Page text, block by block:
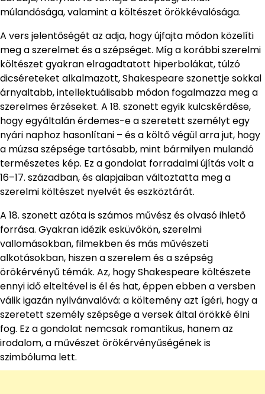
múlandósága, valamint a költészet örökkévalósága.
A vers jelentőségét az adja, hogy újfajta módon közelíti
meg a szerelmet és a szépséget. Míg a korábbi szerelmi
költészet gyakran elragadtatott hiperbolákat, túlzó
dicséreteket alkalmazott, Shakespeare szonettje sokkal
árnyaltabb, intellektuálisabb módon fogalmazza meg a
szerelmes érzéseket. A 18. szonett egyik kulcskérdése,
hogy egyáltalán érdemes-e a szeretett személyt egy
nyári naphoz hasonlítani – és a költő végül arra jut, hogy
a múzsa szépsége tartósabb, mint bármilyen mulandó
természetes kép. Ez a gondolat forradalmi újítás volt a
16–17. században, és alapjaiban változtatta meg a
szerelmi költészet nyelvét és eszköztárát.
A 18. szonett azóta is számos művész és olvasó ihlető
forrása. Gyakran idézik esküvőkön, szerelmi
vallomásokban, filmekben és más művészeti
alkotásokban, hiszen a szerelem és a szépség
örökérvényű témák. Az, hogy Shakespeare költészete
ennyi idő elteltével is él és hat, éppen ebben a versben
válik igazán nyilvánvalóvá: a költemény azt ígéri, hogy a
szeretett személy szépsége a versek által örökké élni
fog. Ez a gondolat nemcsak romantikus, hanem az
irodalom, a művészet örökérvényűségének is
szimbóluma lett.